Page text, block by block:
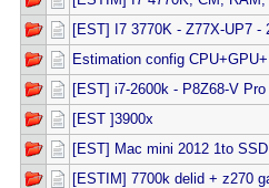
[EST] I7 3770K - Z77X-UP7 -
Estimation config
[EST] i7-2600k - P8Z68-V Pro
[EST ]3900x
[EST] Mac mini 2012 1to
[ESTIM] 7700k delid + z270